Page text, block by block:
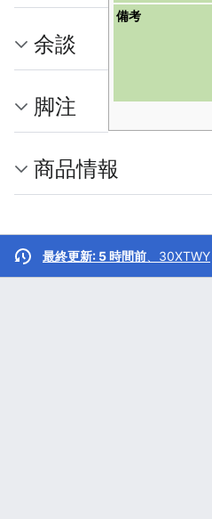
備考
余談
脚注
商品情報
最終更新: 5 時間前 30XTWY